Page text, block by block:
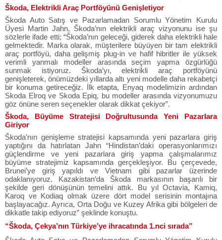
Škoda, Elektrikli Araç Portföyünü Genişletiyor
Škoda Auto Satış ve Pazarlamadan Sorumlu Yönetim Kurulu
Üyesi Martin Jahn, Škoda’nın elektrikli araç vizyonunu ise şu
sözlerle ifade etti; “Škoda’nın geleceği, giderek daha elektrikli hale
gelmektedir. Marka olarak, müşterilere büyüyen bir tam elektrikli
araç portföyü, daha gelişmiş plug-in ve hafif hibritler ile yüksek
verimli yanmalı modeller arasında seçim yapma özgürlüğü
sunmak istiyoruz. Škoda’yı, elektrikli araç portföyünü
genişleterek, önümüzdeki yıllarda altı yeni modelle daha rekabetçi
bir konuma getireceğiz. İlk etapta, Enyaq modelimizin ardından
Skoda Elroq ve Skoda Epiq, bu modeller arasında vizyonumuzu
göz önüne seren seçenekler olarak dikkat çekiyor”.
Škoda, Büyüme Stratejisi Doğrultusunda Yeni Pazarlara
Giriyor
Škoda’nın genişleme stratejisi kapsamında yeni pazarlara giriş
yaptığını da hatırlatan Jahn “Hindistan’daki operasyonlarımızı
güçlendirme ve yeni pazarlara giriş yapma çalışmalarımız
büyüme stratejimiz kapsamında gerçekleşiyor. Bu çerçevede,
Brunei’ye giriş yapıldı ve Vietnam gibi pazarlar üzerinde
odaklanıyoruz. Kazakistan’da Škoda markasının başarılı bir
şekilde geri dönüşünün temelini attık. Bu yıl Octavia, Kamiq,
Karoq ve Kodiaq olmak üzere dört model serisinin montajına
başlayacağız. Ayrıca, Orta Doğu ve Kuzey Afrika gibi bölgeleri de
dikkatle takip ediyoruz” şeklinde konuştu.
“Škoda, Çekya’nın Türkiye’ye ihracatında 1.nci sırada”